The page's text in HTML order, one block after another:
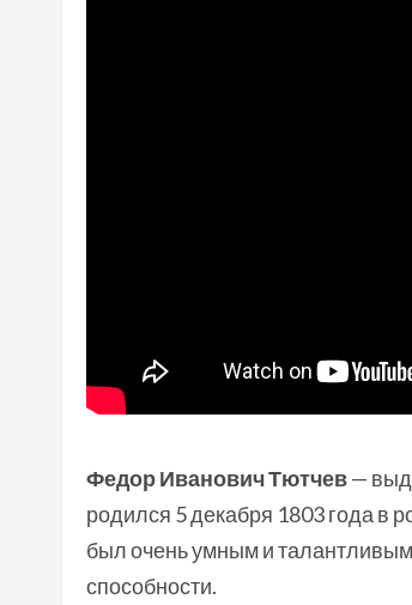
Федор Иванович Тютчев—
родился 5 декабря 1803 года в
был очень умным и талантливым
способности.